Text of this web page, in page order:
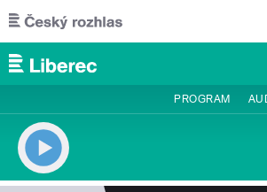
Přejít k hlavnímu obsahu
PROGRAM